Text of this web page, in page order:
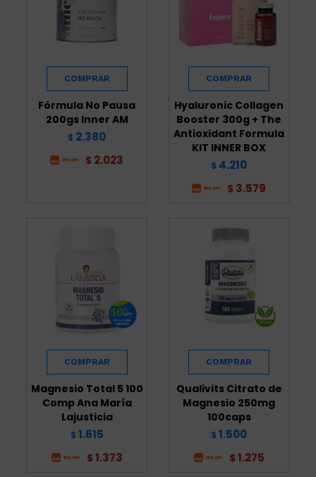
Fórmula No Pausa
200gs Inner AM
$ 2.380
$ 2.023
Hyaluronic Collagen
Booster 300g + The
Antioxidant Formula
KIT INNER BOX
$ 4.210
$ 3.579
Magnesio Total 5 100
Comp Ana María
Lajusticia
$ 1.615
$ 1.373
Qualivits Citrato de
Magnesio 250mg
100caps
$ 1.500
$ 1.275